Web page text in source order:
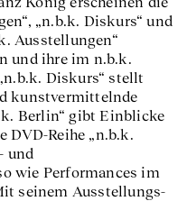
„n.b.k. Diskurs“ und
Ausstellungen“
und ihre im n.b.k.
Diskurs“ stellt
kunstvermittelnde
Berlin“ gibt Einblicke
DVD-Reihe „n.b.k.
und
wie Performances im
seinem Ausstellungs-